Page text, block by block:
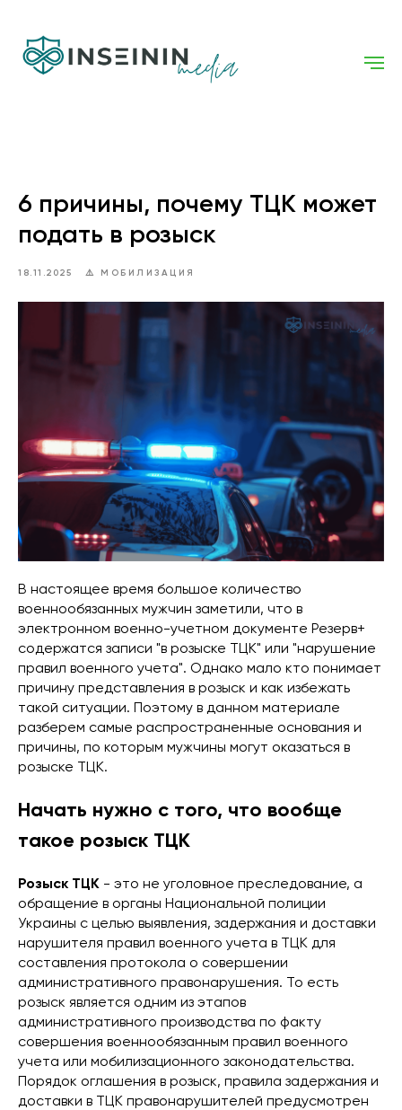
6 причины, почему ТЦК может
подать в розыск
18.11.2025 ⚠️ МОБИЛИЗАЦИЯ
В настоящее время большое количество
военнообязанных мужчин заметили, что в
электронном военно-учетном документе Резерв+
содержатся записи "в розыске ТЦК" или "нарушение
правил военного учета". Однако мало кто понимает
причину представления в розыск и как избежать
такой ситуации. Поэтому в данном материале
разберем самые распространенные основания и
причины, по которым мужчины могут оказаться в
розыске ТЦК.
Начать нужно с того, что вообще
такое розыск ТЦК
Розыск ТЦК - это не уголовное преследование, а
обращение в органы Национальной полиции
Украины с целью выявления, задержания и доставки
нарушителя правил военного учета в ТЦК для
составления протокола о совершении
административного правонарушения. То есть
розыск является одним из этапов
административного производства по факту
совершения военнообязанным правил военного
учета или мобилизационного законодательства.
Порядок оглашения в розыск, правила задержания и
доставки в ТЦК правонарушителей предусмотрен